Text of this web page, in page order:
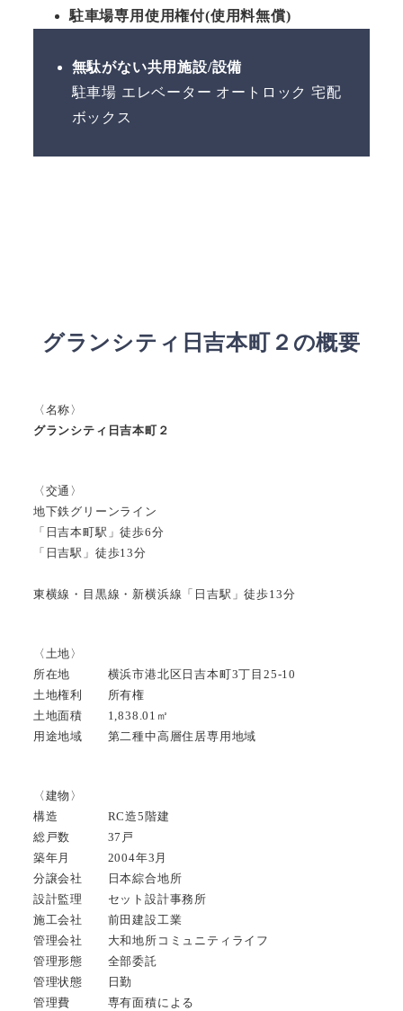
駐車場専用使用権付(使用料無償)
無駄がない共用施設/設備
駐車場 エレベーター オートロック 宅配
ボックス
グランシティ日吉本町２の概要
〈名称〉
グランシティ日吉本町２
〈交通〉
地下鉄グリーンライン
「日吉本町駅」徒歩6分
「日吉駅」徒歩13分
東横線・目黒線・新横浜線「日吉駅」徒歩13分
〈土地〉
所在地 横浜市港北区日吉本町3丁目25-10
土地権利 所有権
土地面積 1,838.01㎡
用途地域 第二種中高層住居専用地域
〈建物〉
構造 RC造5階建
総戸数 37戸
築年月 2004年3月
分譲会社 日本綜合地所
設計監理 セット設計事務所
施工会社 前田建設工業
管理会社 大和地所コミュニティライフ
管理形態 全部委託
管理状態 日勤
管理費 専有面積による